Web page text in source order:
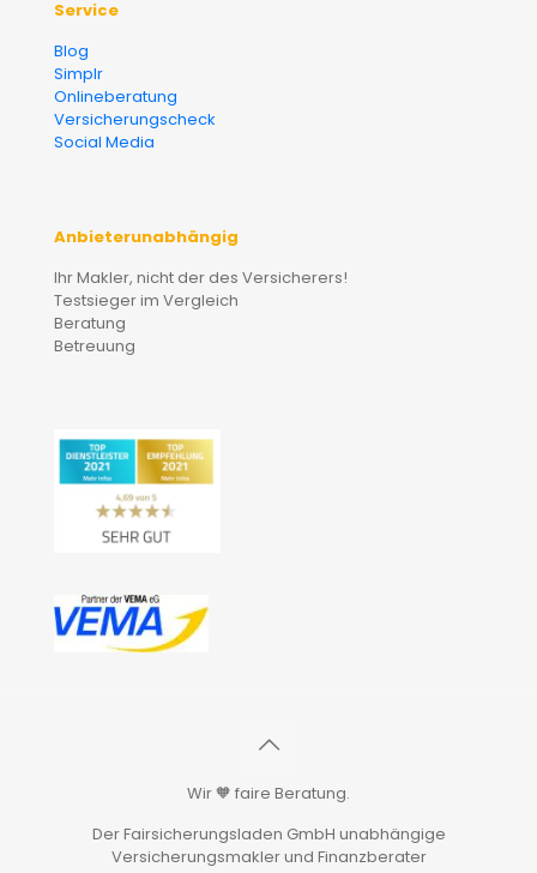
Service
Blog
Simplr
Onlineberatung
Versicherungscheck
Social Media
Anbieterunabhängig
Ihr Makler, nicht der des Versicherers!
Testsieger im Vergleich
Beratung
Betreuung
Wir 🧡 faire Beratung.
Der Fairsicherungsladen GmbH unabhängige
Versicherungsmakler und Finanzberater